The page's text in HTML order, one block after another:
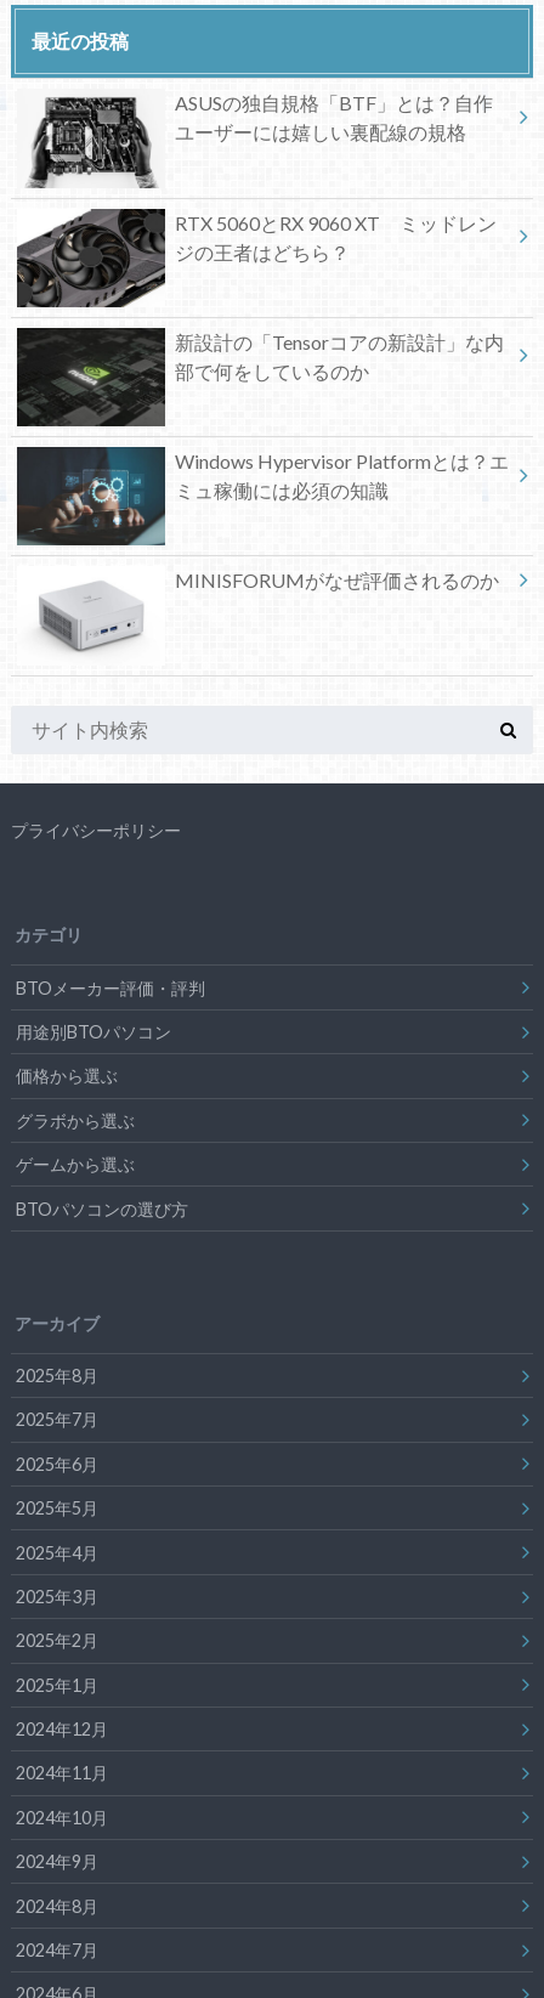
最近の投稿
ASUSの独自規格「BTF」とは？自作
ユーザーには嬉しい裏配線の規格
RTX 5060とRX 9060 XT ミッドレン
ジの王者はどちら？
新設計の「Tensorコアの新設計」な内
部で何をしているのか
Windows Hypervisor Platformとは？エ
ミュ稼働には必須の知識
MINISFORUMがなぜ評価されるのか
プライバシーポリシー
カテゴリ
BTOメーカー評価・評判
用途別BTOパソコン
価格から選ぶ
グラボから選ぶ
ゲームから選ぶ
BTOパソコンの選び方
アーカイブ
2025年8月
2025年7月
2025年6月
2025年5月
2025年4月
2025年3月
2025年2月
2025年1月
2024年12月
2024年11月
2024年10月
2024年9月
2024年8月
2024年7月